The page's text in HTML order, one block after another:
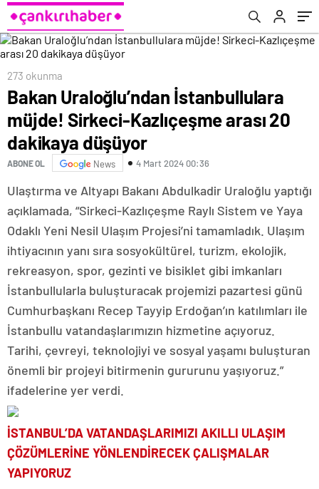
düşüyor
273 okunma
Bakan Uraloğlu’ndan İstanbullulara
müjde! Sirkeci-Kazlıçeşme arası 20
dakikaya düşüyor
ABONE OL News 4 Mart 2024 00:36
Ulaştırma ve Altyapı Bakanı Abdulkadir Uraloğlu yaptığı
açıklamada, “Sirkeci-Kazlıçeşme Raylı Sistem ve Yaya
Odaklı Yeni Nesil Ulaşım Projesi’ni tamamladık. Ulaşım
ihtiyacının yanı sıra sosyokültürel, turizm, ekolojik,
rekreasyon, spor, gezinti ve bisiklet gibi imkanları
İstanbullularla buluşturacak projemizi pazartesi günü
Cumhurbaşkanı Recep Tayyip Erdoğan’ın katılımları ile
İstanbullu vatandaşlarımızın hizmetine açıyoruz.
Tarihi, çevreyi, teknolojiyi ve sosyal yaşamı buluşturan
önemli bir projeyi bitirmenin gururunu yaşıyoruz.”
ifadelerine yer verdi.
İSTANBUL’DA VATANDAŞLARIMIZI AKILLI ULAŞIM
ÇÖZÜMLERİNE YÖNLENDİRECEK ÇALIŞMALAR
YAPIYORUZ